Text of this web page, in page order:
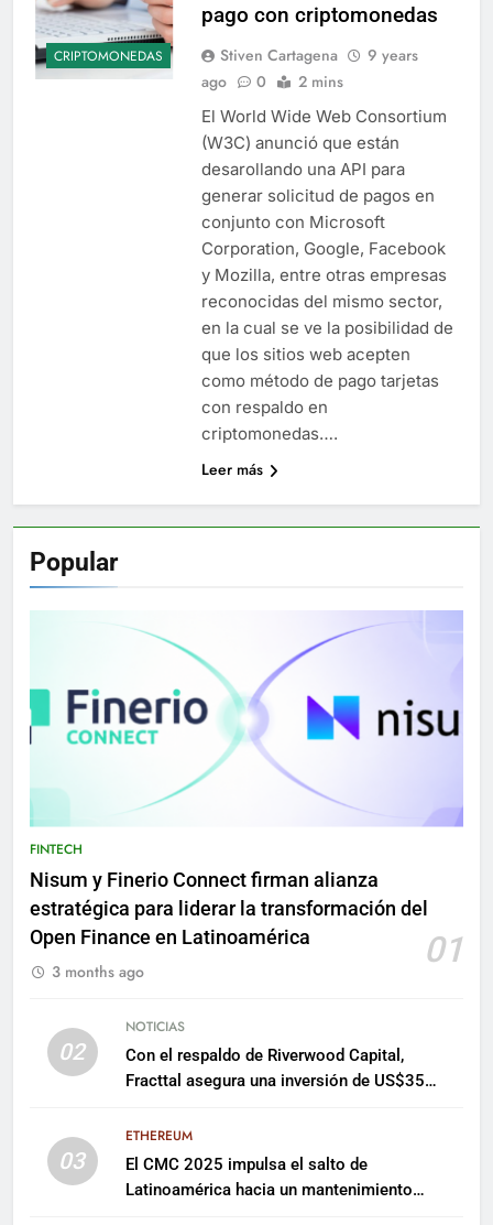
CRIPTOMONEDAS
pago con criptomonedas
Stiven Cartagena
9 years
ago
0 2 mins
El World Wide Web Consortium
(W3C) anunció que están
desarollando una API para
generar solicitud de pagos en
conjunto con Microsoft
Corporation, Google, Facebook
y Mozilla, entre otras empresas
reconocidas del mismo sector,
en la cual se ve la posibilidad de
que los sitios web acepten
como método de pago tarjetas
con respaldo en
criptomonedas….
Leer más
Popular
FINTECH
Nisum y Finerio Connect firman alianza
estratégica para liderar la transformación del
Open Finance en Latinoamérica
01
3 months ago
02
NOTICIAS
Con el respaldo de Riverwood Capital,
Fracttal asegura una inversión de US$35
03
ETHEREUM
El CMC 2025 impulsa el salto de
Latinoamérica hacia un mantenimiento